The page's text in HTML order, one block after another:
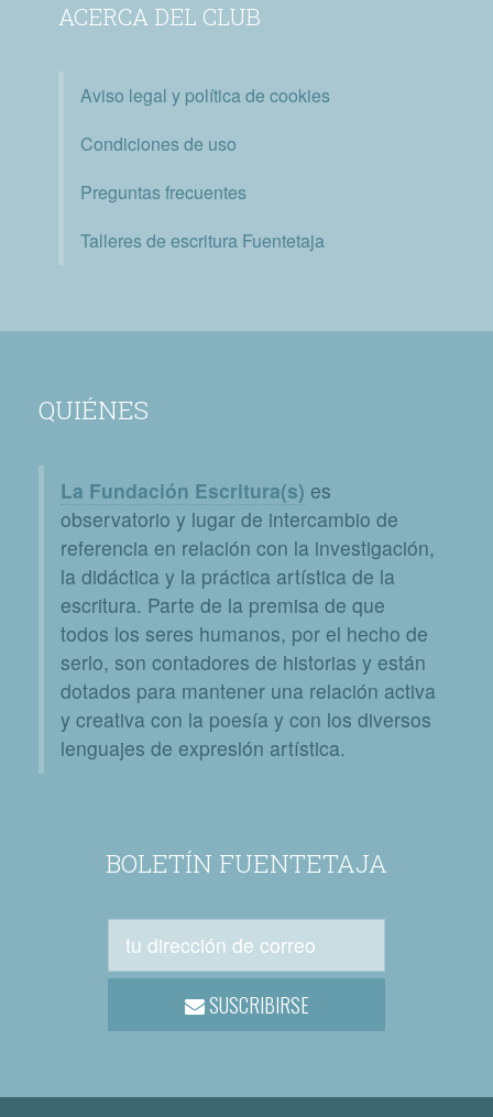
ACERCA DEL CLUB
Aviso legal y política de cookies
Condiciones de uso
Preguntas frecuentes
Talleres de escritura Fuentetaja
QUIÉNES
La Fundación Escritura(s) es
observatorio y lugar de intercambio de
referencia en relación con la investigación,
la didáctica y la práctica artística de la
escritura. Parte de la premisa de que
todos los seres humanos, por el hecho de
serlo, son contadores de historias y están
dotados para mantener una relación activa
y creativa con la poesía y con los diversos
lenguajes de expresión artística.
BOLETÍN FUENTETAJA
SUSCRIBIRSE